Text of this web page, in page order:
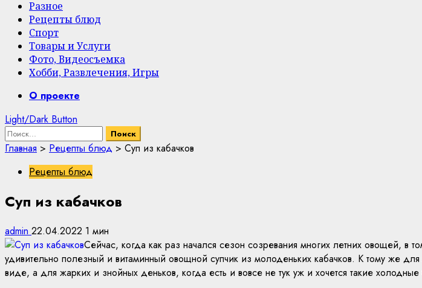
Разное
Рецепты блюд
Спорт
Товары и Услуги
Фото, Видеосъемка
Хобби, Развлечения, Игры
PrimaryО проекте
Light/Dark Button
Найти:
Главная > Рецепты блюд > Суп из кабачков
Рецепты блюд
Суп из кабачков
admin 22.04.2022 1 мин
Сейчас, когда как раз начался сезон созревания многих летних овощей, в
удивительно полезный и витаминный овощной супчик из молоденьких кабачков. К тому же
виде, а для жарких и знойных деньков, когда есть и вовсе не тук уж и хочется такие